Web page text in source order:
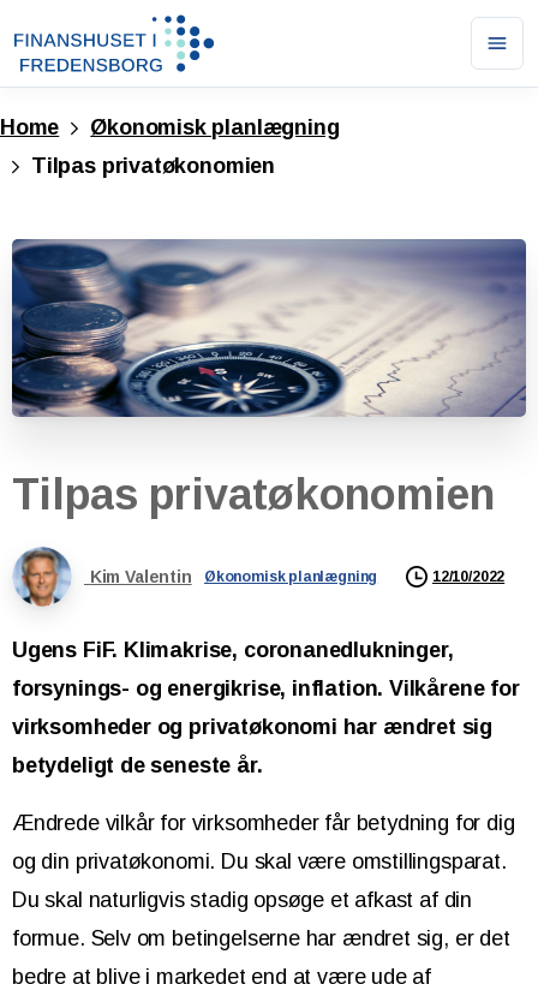
Home
Økonomisk planlægning
Tilpas privatøkonomien
Tilpas privatøkonomien
Kim Valentin Økonomisk planlægning 12/10/2022
Ugens FiF. Klimakrise, coronanedlukninger,
forsynings- og energikrise, inflation. Vilkårene for
virksomheder og privatøkonomi har ændret sig
betydeligt de seneste år.
Ændrede vilkår for virksomheder får betydning for dig
og din privatøkonomi. Du skal være omstillingsparat.
Du skal naturligvis stadig opsøge et afkast af din
formue. Selv om betingelserne har ændret sig, er det
bedre at blive i markedet end at være ude af